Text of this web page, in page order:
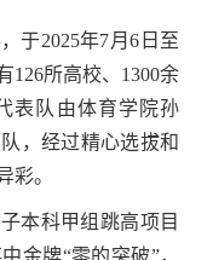
于2025年7月6日至
126所高校、1300余
表队由体育学院孙
，经过精心选拔和
彩。
本科甲组跳高项目
金牌“零的突破”，